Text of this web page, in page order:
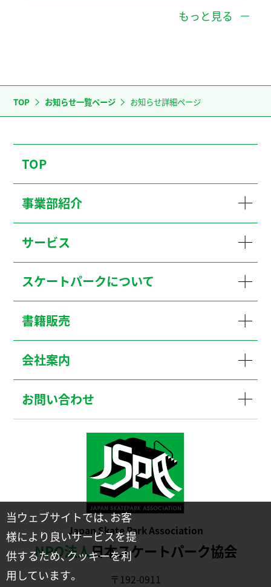
もっと見る
TOP お知らせ一覧ページ お知らせ詳細ページ
Japan Skate Park Association
NPO法人日本スケートパーク協会
〒192-0911
TOP
事業部紹介
サービス
スケートパークについて
書籍販売
会社案内
お問い合わせ
当ウェブサイトでは、お客
様により良いサービスを提
供するため、クッキーを利
用しています。